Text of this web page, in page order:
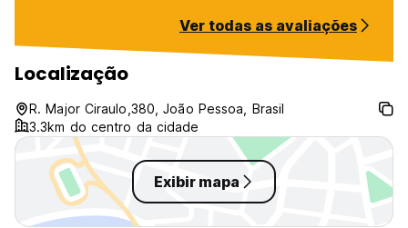
Ver todas as avaliações
Localização
R. Major Ciraulo,380, João Pessoa, Brasil
3.3km do centro da cidade
Exibir mapa